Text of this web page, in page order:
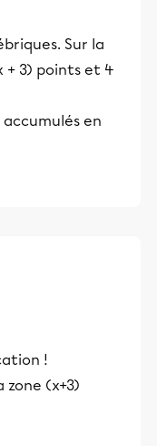
Sur la
+ 3) points et 4
en
!
(x+3)